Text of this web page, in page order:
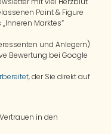
Point & Figure
Marktes“
und Anlegern)
Bewertung bei Google
, der Sie direkt auf
in den